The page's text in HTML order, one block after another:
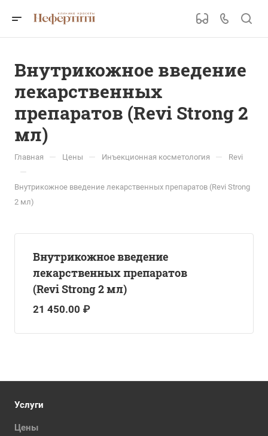
Внутрикожное введение
лекарственных
препаратов (Revi Strong 2
мл)
Главная — Цены — Инъекционная косметология — Revi
—
Внутрикожное введение лекарственных препаратов (Revi Strong
2 мл)
Внутрикожное введение
лекарственных препаратов
(Revi Strong 2 мл)
21 450.00 ₽
Услуги
Цены